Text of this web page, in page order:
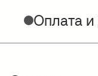
Оплата и